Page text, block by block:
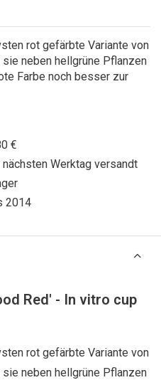
rot gefärbte Variante von
neben hellgrüne Pflanzen
Farbe noch besser zur
€
Werktag versandt
2014
Red' - In vitro cup
rot gefärbte Variante von
neben hellgrüne Pflanzen